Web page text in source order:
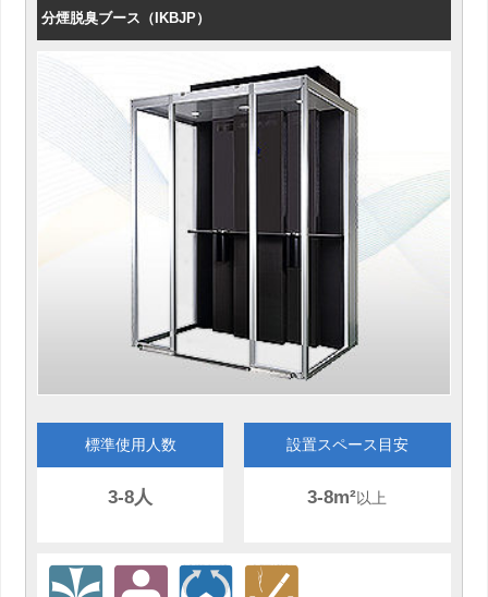
分煙脱臭ブース（IKBJP）
標準使用人数
3-8人
設置スペース目安
3-8m²以上